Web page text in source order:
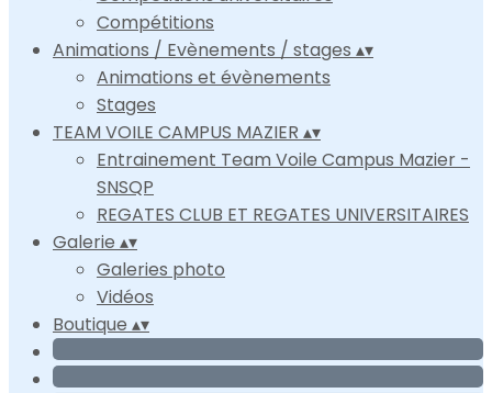
Compétitions
Animations / Evènements / stages ▴▾
Animations et évènements
Stages
TEAM VOILE CAMPUS MAZIER ▴▾
Entrainement Team Voile Campus Mazier -
SNSQP
REGATES CLUB ET REGATES UNIVERSITAIRES
Galerie ▴▾
Galeries photo
Vidéos
Boutique ▴▾